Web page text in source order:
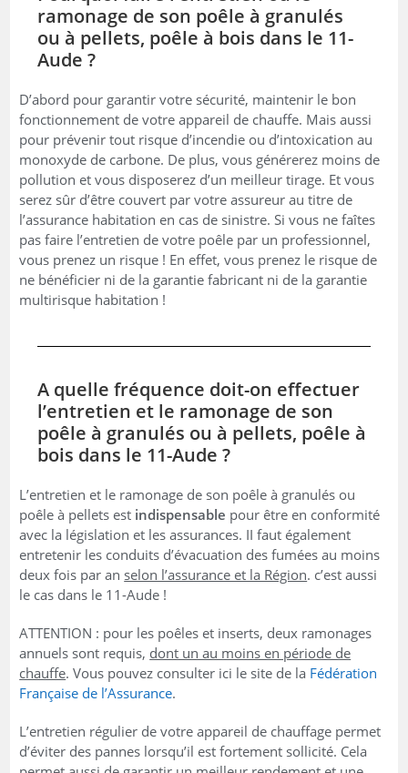
ramonage de son poêle à granulés
ou à pellets, poêle à bois dans le 11-
Aude ?
D’abord pour garantir votre sécurité, maintenir le bon
fonctionnement de votre appareil de chauffe. Mais aussi
pour prévenir tout risque d’incendie ou d’intoxication au
monoxyde de carbone. De plus, vous générerez moins de
pollution et vous disposerez d’un meilleur tirage. Et vous
serez sûr d’être couvert par votre assureur au titre de
l’assurance habitation en cas de sinistre. Si vous ne faîtes
pas faire l’entretien de votre poêle par un professionnel,
vous prenez un risque ! En effet, vous prenez le risque de
ne bénéficier ni de la garantie fabricant ni de la garantie
multirisque habitation !
A quelle fréquence doit-on effectuer
l’entretien et le ramonage de son
poêle à granulés ou à pellets, poêle à
bois dans le 11-Aude ?
L’entretien et le ramonage de son poêle à granulés ou
poêle à pellets est indispensable pour être en conformité
avec la législation et les assurances. II faut également
entretenir les conduits d’évacuation des fumées au moins
deux fois par an selon l’assurance et la Région. c’est aussi
le cas dans le 11-Aude !
ATTENTION : pour les poêles et inserts, deux ramonages
annuels sont requis, dont un au moins en période de
chauffe. Vous pouvez consulter ici le site de la Fédération
Française de l’Assurance.
L’entretien régulier de votre appareil de chauffage permet
d’éviter des pannes lorsqu’il est fortement sollicité. Cela